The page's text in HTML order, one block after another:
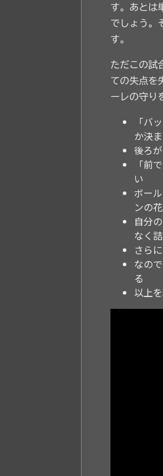
す。あとは
でしょう。
す。
ただこの試
ての失点を
ーレの守り
「バ
か決
後ろ
「前
い
ボー
ンの
自分
なく
さら
なの
る
以上